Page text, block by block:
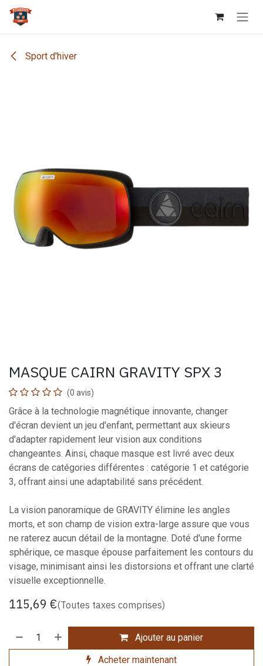
Se rendre au contenu
Sport d'hiver
MASQUE CAIRN GRAVITY SPX 3
(0 avis)
Grâce à la technologie magnétique innovante, changer
d'écran devient un jeu d'enfant, permettant aux skieurs
d'adapter rapidement leur vision aux conditions
changeantes. Ainsi, chaque masque est livré avec deux
écrans de catégories différentes : catégorie 1 et catégorie
3, offrant ainsi une adaptabilité sans précédent.
La vision panoramique de GRAVITY élimine les angles
morts, et son champ de vision extra-large assure que vous
ne raterez aucun détail de la montagne. Doté d'une forme
sphérique, ce masque épouse parfaitement les contours du
visage, minimisant ainsi les distorsions et offrant une clarté
visuelle exceptionnelle.
115,69 €(Toutes taxes comprises)
Ajouter au panier
Acheter maintenant